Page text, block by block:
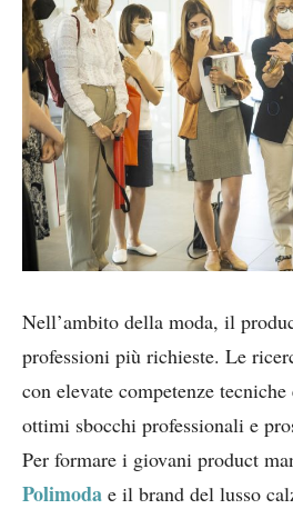
Nell’ambito della moda, il
professioni più richieste. Le
con elevate competenze
ottimi sbocchi professionali e
Per formare i giovani product
Polimoda e il brand del lusso